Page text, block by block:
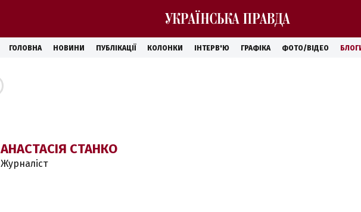
ГОЛОВНА НОВИНИ ПУБЛІКАЦІЇ КОЛОНКИ ІНТЕРВ'Ю ГРАФІКА ФОТО/ВІДЕО
АНАСТАСІЯ СТАНКО
Журналіст